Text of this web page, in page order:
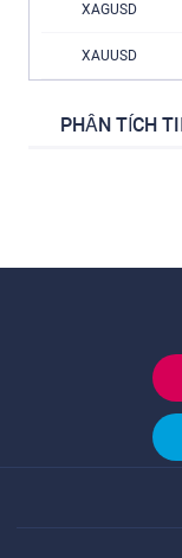
XAGUSD
XAUUSD
PHÂN TÍCH